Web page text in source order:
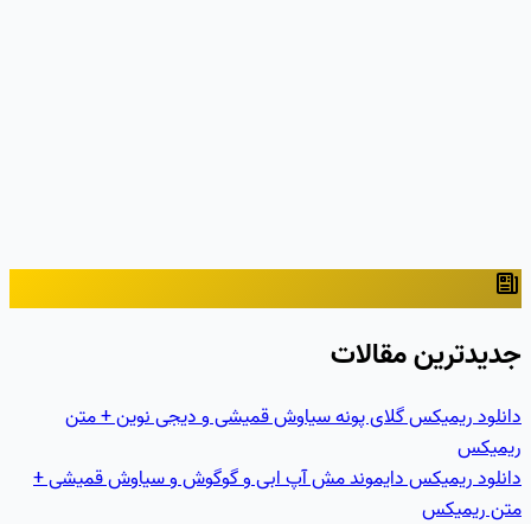
جدیدترین مقالات
دانلود ریمیکس گلای پونه سیاوش قمیشی و دیجی نوین + متن
ریمیکس
دانلود ریمیکس دایموند مش آپ ابی و گوگوش و سیاوش قمیشی +
متن ریمیکس